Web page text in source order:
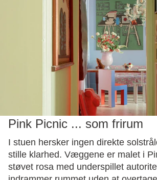
Pink Picnic ... som frirum
I stuen hersker ingen direkte
stille klarhed. Væggene er malet i
støvet rosa med underspillet